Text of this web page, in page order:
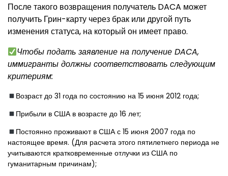
После такого возвращения получатель DACA может
получить Грин-карту через брак или другой путь
изменения статуса, на который он имеет право.
Чтобы подать заявление на получение DACA,
иммигранты должны соответствовать следующим
критериям:
Возраст до 31 года по состоянию на 15 июня 2012 года;
Прибыли в США в возрасте до 16 лет;
Постоянно проживают в США с 15 июня 2007 года по
настоящее время. (Для расчета этого пятилетнего периода не
учитываются кратковременные отлучки из США по
гуманитарным причинам);